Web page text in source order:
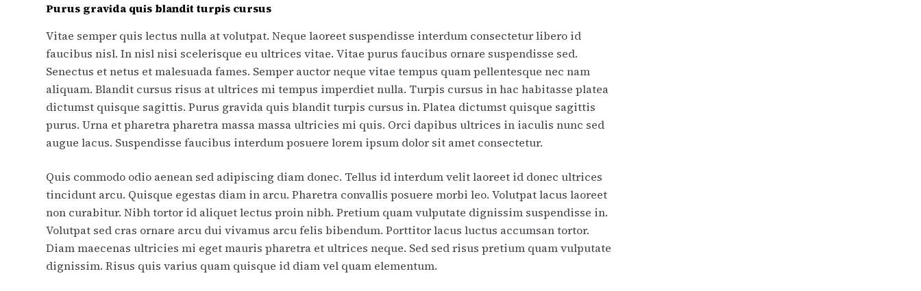
Purus gravida quis blandit turpis cursus
Vitae semper quis lectus nulla at volutpat. Neque laoreet suspendisse interdum consectetur libero id
faucibus nisl. In nisl nisi scelerisque eu ultrices vitae. Vitae purus faucibus ornare suspendisse sed.
Senectus et netus et malesuada fames. Semper auctor neque vitae tempus quam pellentesque nec nam
aliquam. Blandit cursus risus at ultrices mi tempus imperdiet nulla. Turpis cursus in hac habitasse platea
dictumst quisque sagittis. Purus gravida quis blandit turpis cursus in. Platea dictumst quisque sagittis
purus. Urna et pharetra pharetra massa massa ultricies mi quis. Orci dapibus ultrices in iaculis nunc sed
augue lacus. Suspendisse faucibus interdum posuere lorem ipsum dolor sit amet consectetur.
Quis commodo odio aenean sed adipiscing diam donec. Tellus id interdum velit laoreet id donec ultrices
tincidunt arcu. Quisque egestas diam in arcu. Pharetra convallis posuere morbi leo. Volutpat lacus laoreet
non curabitur. Nibh tortor id aliquet lectus proin nibh. Pretium quam vulputate dignissim suspendisse in.
Volutpat sed cras ornare arcu dui vivamus arcu felis bibendum. Porttitor lacus luctus accumsan tortor.
Diam maecenas ultricies mi eget mauris pharetra et ultrices neque. Sed sed risus pretium quam vulputate
dignissim. Risus quis varius quam quisque id diam vel quam elementum.